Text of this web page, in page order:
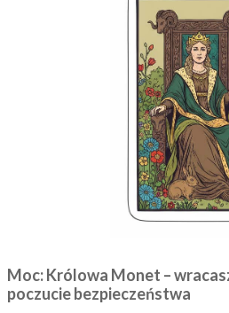
Moc: Królowa Monet –
poczucie bezpieczeństwa